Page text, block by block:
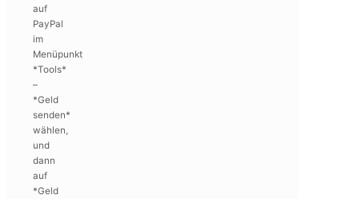
auf
PayPal
im
Menüpunkt
*Tools*
–
*Geld
senden*
wählen,
und
dann
auf
*Geld